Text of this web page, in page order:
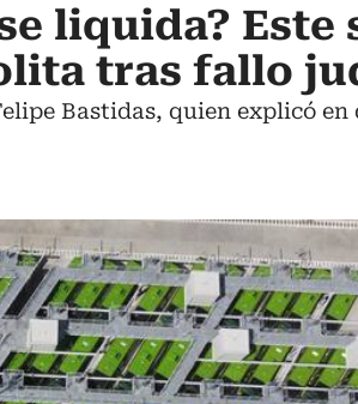
liquida? Este
tras fallo
Bastidas, quien explicó